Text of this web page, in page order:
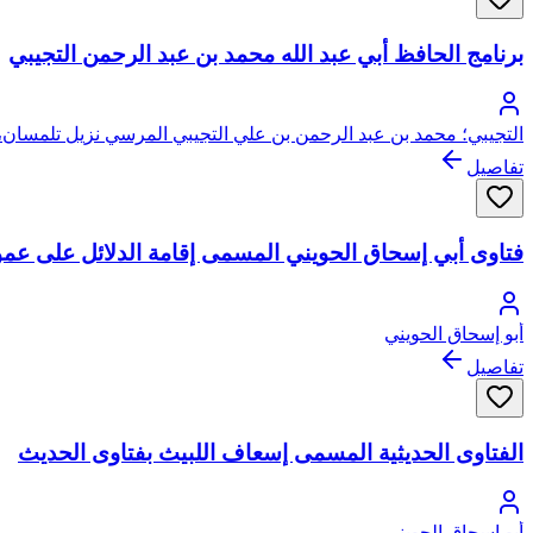
برنامج الحافظ أبي عبد الله محمد بن عبد الرحمن التجيبي
التجيبي؛ محمد بن عبد الرحمن بن علي التجيبي المرسي نزيل تلمسان،
تفاصيل
فتاوى أبي إسحاق الحويني المسمى إقامة الدلائل على عموم
أبو إسحاق الحويني
تفاصيل
الفتاوى الحديثية المسمى إسعاف اللبيث بفتاوى الحديث